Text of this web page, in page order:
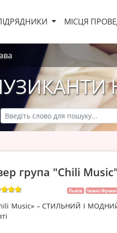
МІСЦЯ
група "Chili
Львів Івано-
Music» – СТИЛЬНИЙ І МОДНИЙ